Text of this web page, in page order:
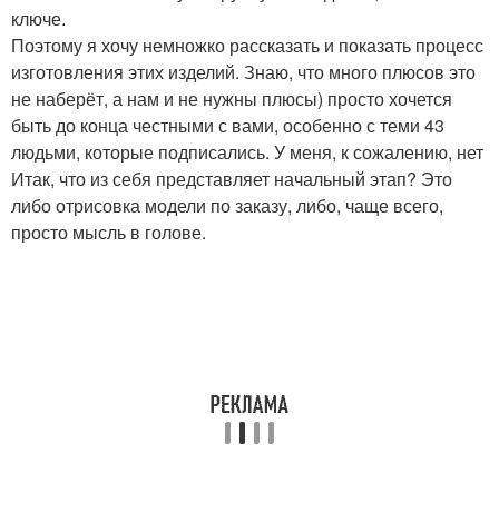
ключе.
Поэтому я хочу немножко рассказать и показать процесс
изготовления этих изделий. Знаю, что много плюсов это
не наберёт, а нам и не нужны плюсы) просто хочется
быть до конца честными с вами, особенно с теми 43
людьми, которые подписались. У меня, к сожалению, нет
Итак, что из себя представляет начальный этап? Это
либо отрисовка модели по заказу, либо, чаще всего,
просто мысль в голове.